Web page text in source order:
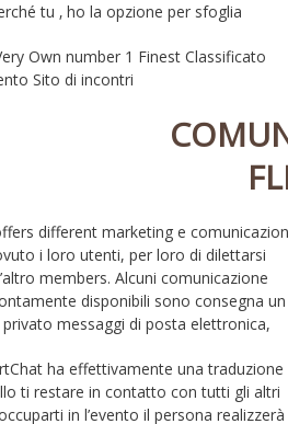
tu ‚ ho la opzione per sfoglia
Own number 1 Finest Classificato
Collegamento Sito di incontri
different marketing e
i loro utenti, per loro di dilettarsi
members. Alcuni comunicazione
disponibili sono consegna un
messaggi di posta elettronica,
consegna veloce sms. Avrai
Flirtcast quello ti aiuterà recapitare
a molti persone tutto in una volta.
ha effettivamente una traduzione
ti restare in contatto con tutti gli altri
in l’evento il persona
sito web. In case you are also schhful to
puoi vai alla Galleria e speed il loro
profilo foto più caldo o forse no.